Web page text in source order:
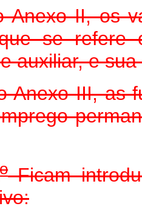
Anexo II, os
se refere
auxiliar, e
Anexo III, as
oFicam